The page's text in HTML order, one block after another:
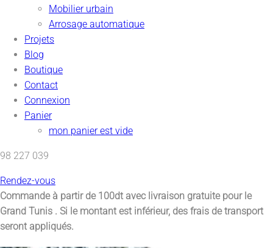
Mobilier urbain
Arrosage automatique
Projets
Blog
Boutique
Contact
Connexion
Panier
mon panier est vide
98 227 039
Rendez-vous
Commande à partir de 100dt avec livraison gratuite pour le
Grand Tunis . Si le montant est inférieur, des frais de transport
seront appliqués.